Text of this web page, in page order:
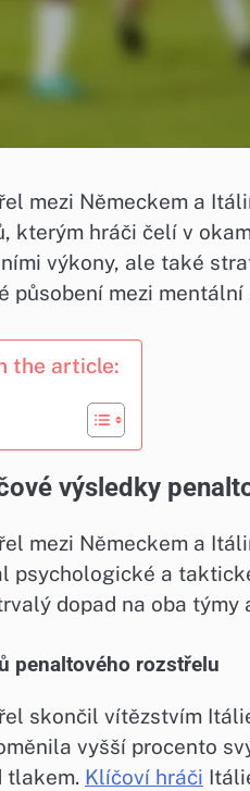
mezi Německem a
kterým hráči čelí v
výkony, ale také
působení mezi
the article:
výsledky
mezi Německem a
psychologické a
dopad na oba týmy
penaltového rozstřelu
skončil vítězstvím
vyšší procento
tlakem. Klíčoví hráči